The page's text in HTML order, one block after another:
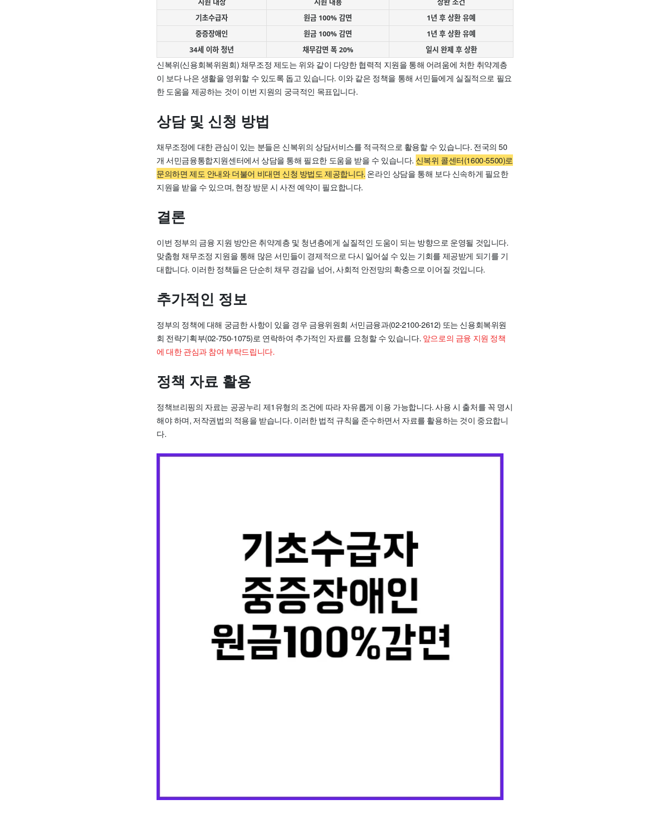
기초수급자
원금 100% 감면
1년 후 상환 유예
중증장애인
원금 100% 감면
1년 후 상환 유예
34세 이하 청년
채무감면 폭 20% 일시 완제 후 상환
신복위(신용회복위원회) 채무조정 제도는 위와 같이 다양한 협력적 지원을 통해 어려움에 처한 취약계층
이 보다 나은 생활을 영위할 수 있도록 돕고 있습니다. 이와 같은 정책을 통해 서민들에게 실질적으로 필요
한 도움을 제공하는 것이 이번 지원의 궁극적인 목표입니다.
상담 및 신청 방법
채무조정에 대한 관심이 있는 분들은 신복위의 상담서비스를 적극적으로 활용할 수 있습니다. 전국의 50
개 서민금융통합지원센터에서 상담을 통해 필요한 도움을 받을 수 있습니다. 신복위 콜센터(1600-5500)로
문의하면 제도 안내와 더불어 비대면 신청 방법도 제공합니다. 온라인 상담을 통해 보다 신속하게 필요한
지원을 받을 수 있으며, 현장 방문 시 사전 예약이 필요합니다.
결론
이번 정부의 금융 지원 방안은 취약계층 및 청년층에게 실질적인 도움이 되는 방향으로 운영될 것입니다.
맞춤형 채무조정 지원을 통해 많은 서민들이 경제적으로 다시 일어설 수 있는 기회를 제공받게 되기를 기
대합니다. 이러한 정책들은 단순히 채무 경감을 넘어, 사회적 안전망의 확충으로 이어질 것입니다.
추가적인 정보
정부의 정책에 대해 궁금한 사항이 있을 경우 금융위원회 서민금융과(02-2100-2612) 또는 신용회복위원
회 전략기획부(02-750-1075)로 연락하여 추가적인 자료를 요청할 수 있습니다. 앞으로의 금융 지원 정책
에 대한 관심과 참여 부탁드립니다.
정책 자료 활용
정책브리핑의 자료는 공공누리 제1유형의 조건에 따라 자유롭게 이용 가능합니다. 사용 시 출처를 꼭 명시
해야 하며, 저작권법의 적용을 받습니다. 이러한 법적 규칙을 준수하면서 자료를 활용하는 것이 중요합니
다.